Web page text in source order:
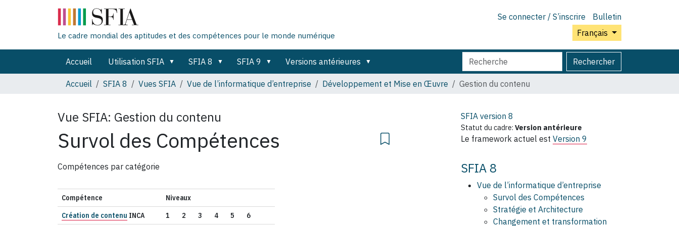
Se connecter / S’inscrire
Bulletin
Français
Le cadre mondial des aptitudes et des compétences pour le monde numérique
Accueil Utilisation SFIA SFIA 8 SFIA 9 Versions antérieures
Chercher
par
Rechercher
Recherche
avancée…
Accueil
SFIA 8 Vues SFIA Vue de l’informatique d’entreprise Développement et Mise en Œuvre Gestion du contenu
Vue SFIA: Gestion du contenu
Survol des Compétences
Compétences par catégorie
Compétence
Niveaux
Création de contenu INCA 1 2 3 4 5
6
SFIA version 8
Statut du cadre: Version antérieure
Le framework actuel est Version 9
SFIA 8
Vue de l’informatique d’entreprise
Survol des Compétences
Stratégie et Architecture
Changement et transformation